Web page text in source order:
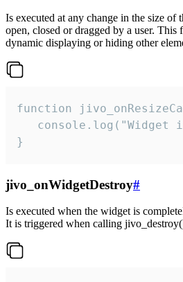
Is executed at any change in the size of
open, closed or dragged by a user. This
dynamic displaying or hiding other
function
console.log("Widget
}
jivo_onWidgetDestroy#
Is executed when the widget is
It is triggered when calling